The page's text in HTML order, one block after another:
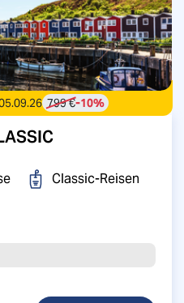
799 €-10%
Classic-Reisen